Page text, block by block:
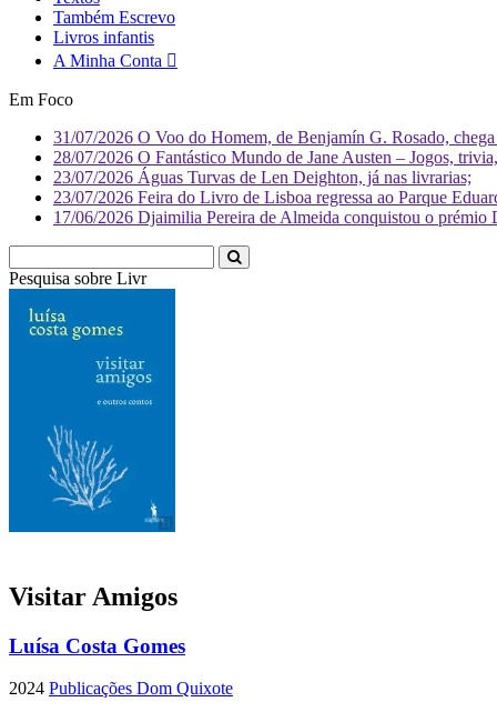
Também Escrevo
Livros infantis
A Minha Conta
Em Foco
31/07/2026 O Voo do Homem, de Benjamín G. Rosado,
28/07/2026 O Fantástico Mundo de Jane Austen – Jogos,
23/07/2026 Águas Turvas de Len Deighton, já nas livrarias;
23/07/2026 Feira do Livro de Lisboa regressa ao Parque
17/06/2026 Djaimilia Pereira de Almeida conquistou o
Pesquisa sobre Literatura
Visitar Amigos
Luísa Costa Gomes
2024 Publicações Dom Quixote